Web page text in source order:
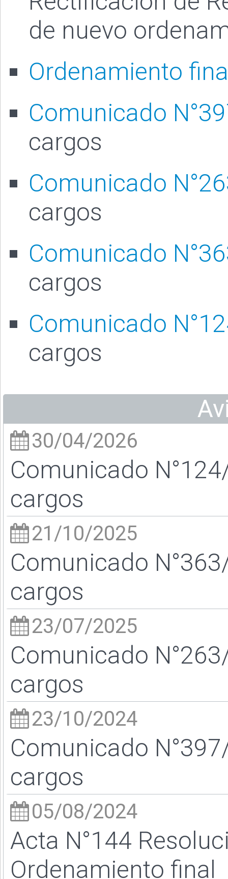
de nuevo
Ordenamiento
Comunicado
cargos
Comunicado
cargos
Comunicado
cargos
Comunicado
cargos
30/04/2026
Comunicado
cargos
21/10/2025
Comunicado
cargos
23/07/2025
Comunicado
cargos
23/10/2024
Comunicado
cargos
05/08/2024
Acta N°144
Ordenamiento final